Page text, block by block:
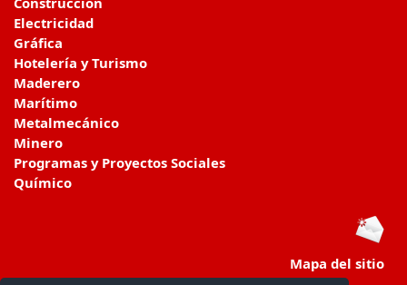
Electricidad
Gráfica
Hotelería y Turismo
Maderero
Marítimo
Metalmecánico
Minero
Programas y Proyectos Sociales
Químico
Mapa del sitio